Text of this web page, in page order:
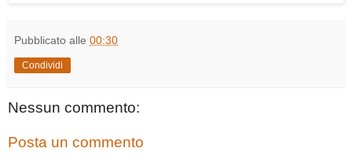
Pubblicato alle 00:30
Condividi
Nessun commento:
Posta un commento